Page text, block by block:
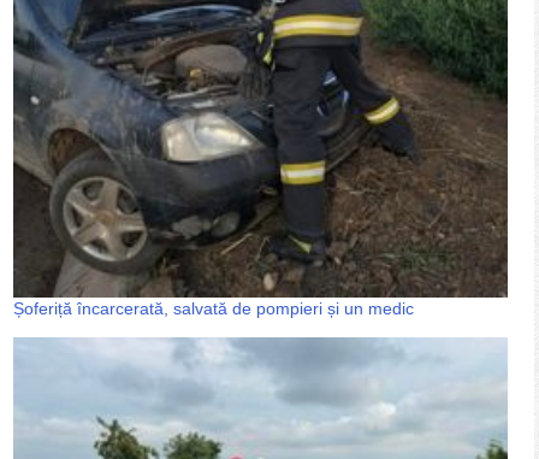
Șoferiță încarcerată, salvată de pompieri și un medic